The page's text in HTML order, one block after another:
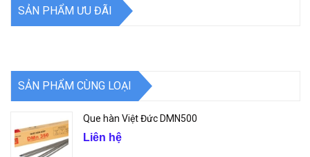
SẢN PHẨM ƯU ĐÃI
SẢN PHẨM CÙNG LOẠI
Que hàn Việt Đức DMN500
Liên hệ